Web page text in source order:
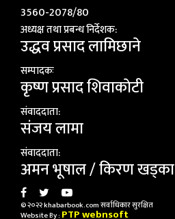
3560-2078/80
अध्यक्ष तथा प्रबन्ध निर्देशक:
उद्धव प्रसाद लामिछाने
सम्पादकः
कृष्ण प्रसाद शिवाकाेटी
संवाददाता:
संजय लामा
संवाददाता:
अमन भूषाल / किरण खड्का
© २०२२ khabarbook.com सर्वाधिकार सुरक्षित
Website By : PTP webnsoft